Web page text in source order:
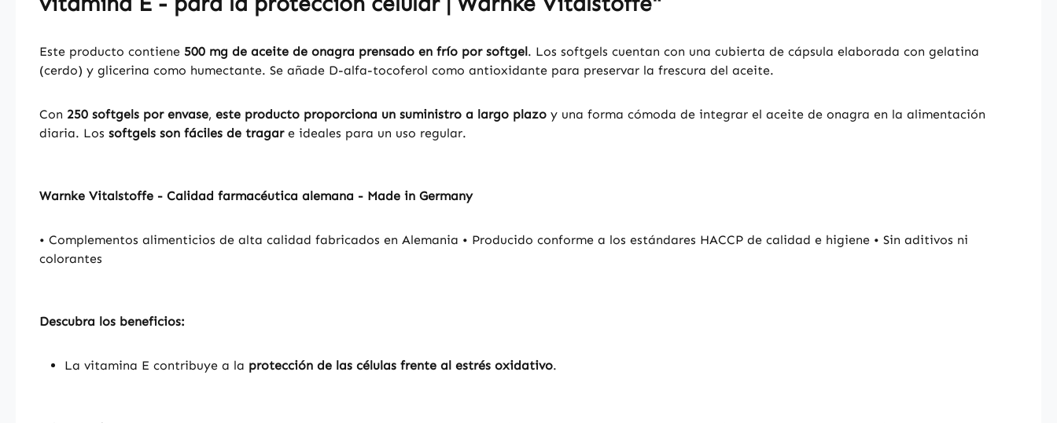
Este producto contiene 500 mg de aceite de onagra prensado en frío por softgel. Los softgels cuentan con una cubierta de cápsula elaborada con gelatina
(cerdo) y glicerina como humectante. Se añade D-alfa-tocoferol como antioxidante para preservar la frescura del aceite.
Con 250 softgels por envase, este producto proporciona un suministro a largo plazo y una forma cómoda de integrar el aceite de onagra en la alimentación
diaria. Los softgels son fáciles de tragare ideales para un uso regular.
Warnke Vitalstoffe - Calidad farmacéutica alemana - Made in Germany
• Complementos alimenticios de alta calidad fabricados en Alemania • Producido conforme a los estándares HACCP de calidad e higiene • Sin aditivos ni
colorantes
Descubra los beneficios:
La vitamina E contribuye a la protección de las células frente al estrés oxidativo.